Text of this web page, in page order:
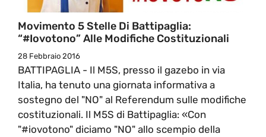
Movimento 5 Stelle Di Battipaglia:
“#iovotono” Alle Modifiche Costituzionali
28 Febbraio 2016
BATTIPAGLIA - Il M5S, presso il gazebo in via
Italia, ha tenuto una giornata informativa a
sostegno del "NO" al Referendum sulle modifiche
costituzionali. Il M5S di Battipaglia: «Con
"#iovotono" diciamo "NO" allo scempio della